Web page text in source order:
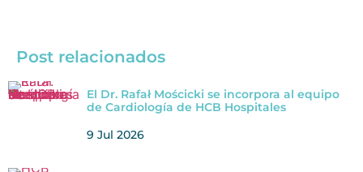
Post relacionados
El Dr. Rafał Mościcki se incorpora al equipo
de Cardiología de HCB Hospitales
9 Jul 2026